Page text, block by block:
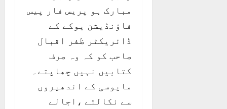
مبارک ہو پریس فار پیس
فاؤنڈیشن یوکے کے
ڈائریکٹر ظفر اقبال
صاحب کو کہ وہ صرف
کتابیں نہیں چھاپتے۔
مایوسی کے اندھیروں
سے نکالتے ،اجالے